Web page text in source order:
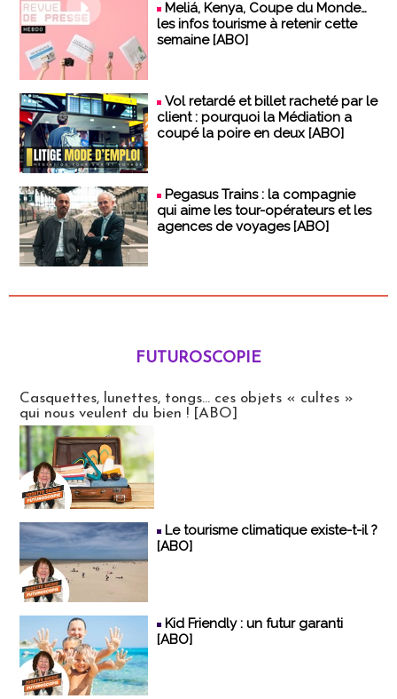
Meliá, Kenya, Coupe du Monde…
les infos tourisme à retenir cette
semaine [ABO]
Vol retardé et billet racheté par le
client : pourquoi la Médiation a
coupé la poire en deux [ABO]
Pegasus Trains : la compagnie
qui aime les tour-opérateurs et les
agences de voyages [ABO]
FUTUROSCOPIE
Casquettes, lunettes, tongs... ces objets « cultes »
qui nous veulent du bien ! [ABO]
Le tourisme climatique existe-t-il ?
[ABO]
Kid Friendly : un futur garanti
[ABO]